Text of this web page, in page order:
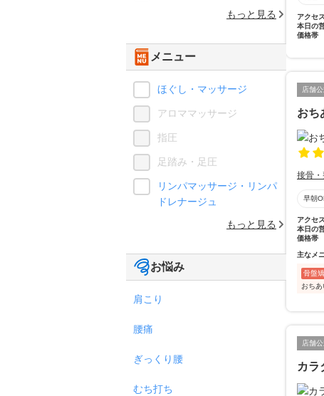
アクセス
本日の
価格帯
店舗公
おち
接骨
早朝
アクセス
本日の
価格帯
主なメ
骨盤
おち
店舗公
カラ
もっと見る
メニュー
ほぐし・マッサージ
アロママッサージ
指圧
足踏み・足圧
リンパマッサージ・リンパ
ドレナージュ
もっと見る
お悩み
肩こり
腰痛
ぎっくり腰
むち打ち